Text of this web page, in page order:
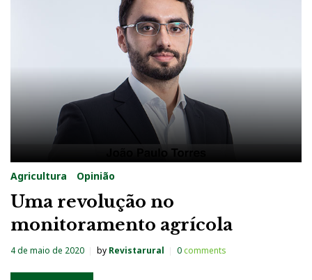
d
e
m
a
i
o
d
e
2
0
Agricultura Opinião
Uma revolução no
monitoramento agrícola
4 de maio de 2020 by Revistarural 0comments